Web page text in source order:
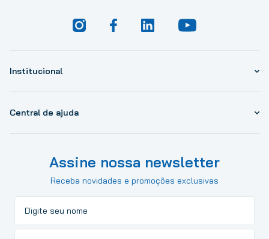
Institucional
Central de ajuda
Assine nossa newsletter
Receba novidades e promoções exclusivas